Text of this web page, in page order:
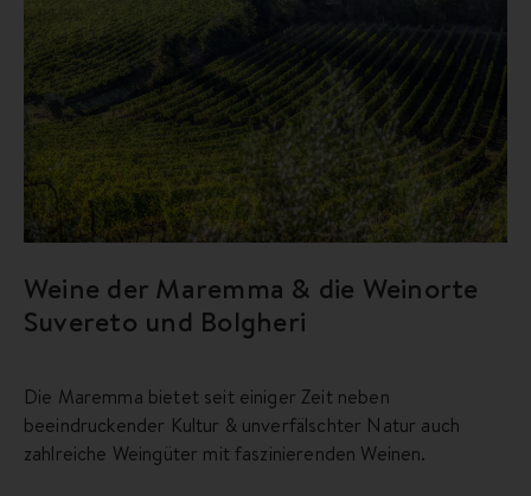
Weine der Maremma & die Weinorte
Suvereto und Bolgheri
Die Maremma bietet seit einiger Zeit neben
beeindruckender Kultur & unverfälschter Natur auch
zahlreiche Weingüter mit faszinierenden Weinen.